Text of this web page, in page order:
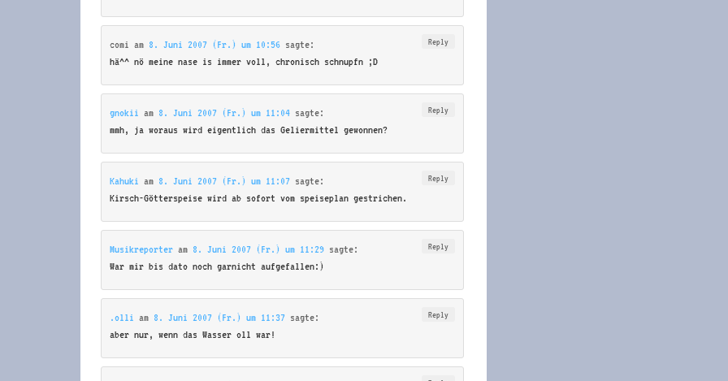
comi am 8. Juni 2007 (Fr.) um 10:56 sagte: Reply
hä^^ nö meine nase is immer voll, chronisch schnupfn ;D
gnokii am 8. Juni 2007 (Fr.) um 11:04 sagte: Reply
mmh, ja woraus wird eigentlich das Geliermittel gewonnen?
Kahuki am 8. Juni 2007 (Fr.) um 11:07 sagte: Reply
Kirsch-Götterspeise wird ab sofort vom speiseplan gestrichen.
Musikreporter am 8. Juni 2007 (Fr.) um 11:29 sagte: Reply
War mir bis dato noch garnicht aufgefallen:)
.olli am 8. Juni 2007 (Fr.) um 11:37 sagte: Reply
aber nur, wenn das Wasser oll war!